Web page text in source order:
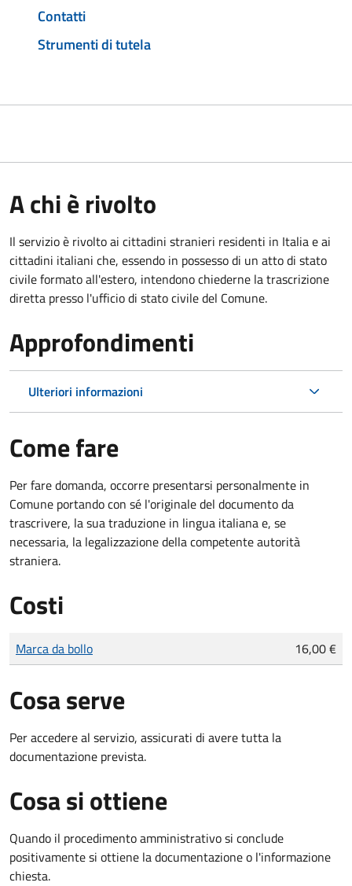
Contatti
Strumenti di tutela
A chi è rivolto
Il servizio è rivolto ai cittadini stranieri residenti in Italia e ai
cittadini italiani che, essendo in possesso di un atto di stato
civile formato all'estero, intendono chiederne la trascrizione
diretta presso l'ufficio di stato civile del Comune.
Approfondimenti
Ulteriori informazioni
Come fare
Per fare domanda, occorre presentarsi personalmente in
Comune portando con sé l'originale del documento da
trascrivere, la sua traduzione in lingua italiana e, se
necessaria, la legalizzazione della competente autorità
straniera.
Costi
Tipo di pagamento
Importo
Marca da bollo 16,00 €
Cosa serve
Per accedere al servizio, assicurati di avere tutta la
documentazione prevista.
Cosa si ottiene
Quando il procedimento amministrativo si conclude
positivamente si ottiene la documentazione o l'informazione
chiesta.